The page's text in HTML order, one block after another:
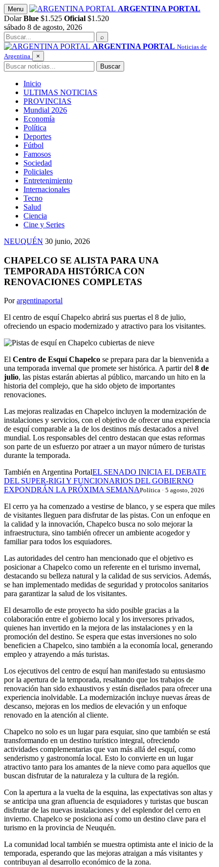
Saltar
al
contenido
Menu
ARGENTINA PORTAL
Dolar Blue $1.525 Oficial $1.520
sábado 8 de agosto, 2026
Buscar
⌕
ARGENTINA PORTAL Noticias de
Argentina
×
Buscar Buscar
Inicio
ULTIMAS NOTICIAS
PROVINCIAS
Mundial 2026
Economía
Política
Deportes
Fútbol
Famosos
Sociedad
Policiales
Entretenimiento
Internacionales
Tecno
Salud
Ciencia
Cine y Series
NEUQUÉN 30 junio, 2026
CHAPELCO SE ALISTA PARA UNA
TEMPORADA HISTÓRICA CON
RENOVACIONES COMPLETAS
Porargentinaportal
El centro de esquí Chapelco abrirá sus puertas el 8 de julio,
ofreciendo un espacio modernizado y atractivo para los visitantes.
El Centro de Esquí Chapelco se prepara para dar la bienvenida a
una temporada invernal que promete ser histórica. A partir del 8 de
julio, las pistas estarán abiertas al público, marcando un hito en la
historia del complejo, que ha sido objeto de importantes
renovaciones.
Las mejoras realizadas en Chapelco incluyen la modernización de
instalaciones y servicios, con el objetivo de ofrecer una experiencia
de esquí comparable a la de los destinos más destacados a nivel
mundial. Los responsables del centro destacan que estas reformas
son parte de un esfuerzo por atraer a un mayor número de turistas
durante la temporada.
También en Argentina PortalEL SENADO INICIA EL DEBATE
DEL SUPER-RIGI Y FUNCIONARIOS DEL GOBIERNO
EXPONDRÁN LA PRÓXIMA SEMANAPolítica · 5 agosto, 2026
El cerro ya ha comenzado a vestirse de blanco, y se espera que miles
de visitantes lleguen para disfrutar de las pistas. Con un enfoque en
la calidad y la innovación, Chapelco busca no solo mejorar la
infraestructura, sino también ofrecer un ambiente acogedor y
familiar para todos los esquiadores.
Las autoridades del centro han mencionado que el objetivo es
posicionar a Chapelco como un referente en el turismo invernal,
destacando su belleza natural y la calidad de sus servicios. Además,
se han implementado medidas de seguridad y protocolos sanitarios
para garantizar la salud de los visitantes.
El desarrollo de este proyecto ha sido posible gracias a la
colaboración entre el gobierno local y los inversores privados,
quienes han invertido en la mejora de las instalaciones y en la
promoción del destino. Se espera que estas inversiones no solo
beneficien a Chapelco, sino también a la economía local, generando
empleo y atrayendo a más turistas.
Los ejecutivos del centro de esquí han manifestado su entusiasmo
por la apertura de la temporada, resaltando que los trabajos de
renovación han sido exhaustivos y están diseñados para ofrecer una
experiencia inolvidable. La modernización incluye nuevas áreas de
descanso, mejoras en los medios de elevación y un enfoque
renovado en la atención al cliente.
Chapelco no solo es un lugar para esquiar, sino que también se está
transformando en un destino turístico integral, ofreciendo
actividades complementarias que van más allá del esquí, como
senderismo y gastronomía local. Esto lo convierte en un lugar
atractivo tanto para los amantes de la nieve como para aquellos que
buscan disfrutar de la naturaleza y la cultura de la región.
Con la apertura a la vuelta de la esquina, las expectativas son altas y
se anticipa una gran afluencia de esquiadores y turistas que buscan
disfrutar de las nuevas instalaciones y del esplendor del cerro en
invierno. Chapelco se posiciona así como un destino clave para el
turismo en la provincia de Neuquén.
La comunidad local también se muestra optimista ante el inicio de la
temporada, esperando que las mejoras atraigan a más visitantes y
contribuyan al desarrollo económico de la zona.